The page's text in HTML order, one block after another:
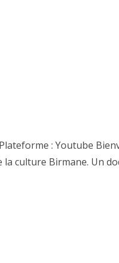
: Youtube
culture Birmane. Un